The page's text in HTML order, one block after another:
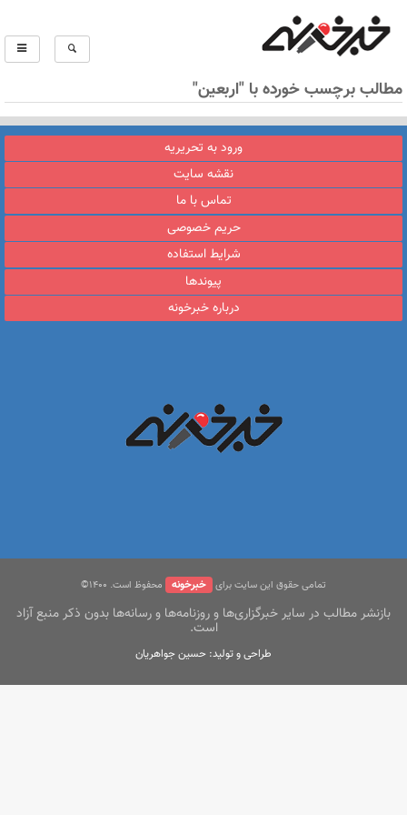
مطالب برچسب خورده با "اربعین"
ورود به تحریریه
نقشه سایت
تماس با ما
حریم خصوصی
شرایط استفاده
پیوندها
درباره خبرخونه
تمامی حقوق این سایت برای خبرخونه محفوظ است. ۱400©
بازنشر مطالب در سایر خبرگزاری‌ها و روزنامه‌ها و رسانه‌ها بدون ذکر منبع آزاد
است.
طراحی و تولید: حسین جواهریان